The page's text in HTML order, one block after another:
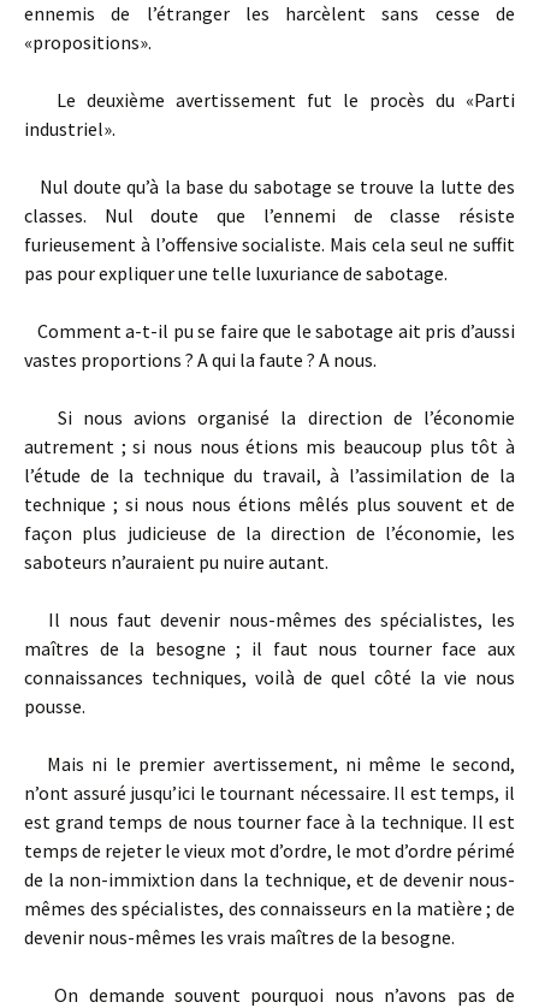
ennemis de l’étranger les harcèlent sans cesse de
«propositions».
Le deuxième avertissement fut le procès du «Parti
industriel».
Nul doute qu’à la base du sabotage se trouve la lutte des
classes. Nul doute que l’ennemi de classe résiste
furieusement à l’offensive socialiste. Mais cela seul ne suffit
pas pour expliquer une telle luxuriance de sabotage.
Comment a­-t-­il pu se faire que le sabotage ait pris d’aussi
vastes proportions ? A qui la faute ? A nous.
Si nous avions organisé la direction de l’économie
autrement ; si nous nous étions mis beaucoup plus tôt à
l’étude de la technique du travail, à l’assimilation de la
technique ; si nous nous étions mêlés plus souvent et de
façon plus judicieuse de la direction de l’économie, les
saboteurs n’auraient pu nuire autant.
Il nous faut devenir nous­-mêmes des spécialistes, les
maîtres de la besogne ; il faut nous tourner face aux
connaissances techniques, voilà de quel côté la vie nous
pousse.
Mais ni le premier avertissement, ni même le second,
n’ont assuré jusqu’ici le tournant nécessaire. Il est temps, il
est grand temps de nous tourner face à la technique. Il est
temps de rejeter le vieux mot d’ordre, le mot d’ordre périmé
de la non­-immixtion dans la technique, et de devenir nous­-
mêmes des spécialistes, des connaisseurs en la matière ; de
devenir nous-­mêmes les vrais maîtres de la besogne.
On demande souvent pourquoi nous n’avons pas de